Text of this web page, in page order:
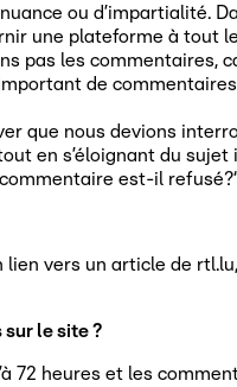
ou d’impartialité.
une plateforme à tout
pas les commentaires,
de
que nous devions
en s’éloignant du
est-il
vers un article de
le site ?
72 heures et les